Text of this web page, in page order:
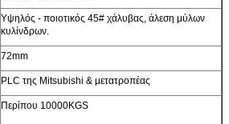
Υψηλός - ποιοτικός 45# χάλυβας, άλεση μύλων
κυλίνδρων.
72mm
PLC της Mitsubishi & μετατροπέας
Περίπου 10000KGS